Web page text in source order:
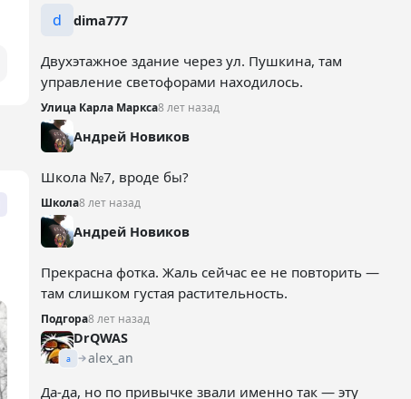
d dima777
Двухэтажное здание через ул. Пушкина, там
управление светофорами находилось.
Улица Карла Маркса8 лет назад
Андрей Новиков
Школа №7, вроде бы?
Школа8 лет назад
Андрей Новиков
Прекрасна фотка. Жаль сейчас ее не повторить —
там слишком густая растительность.
Подгора8 лет назад
a
DrQWAS
alex_an
Да-да, но по привычке звали именно так — эту